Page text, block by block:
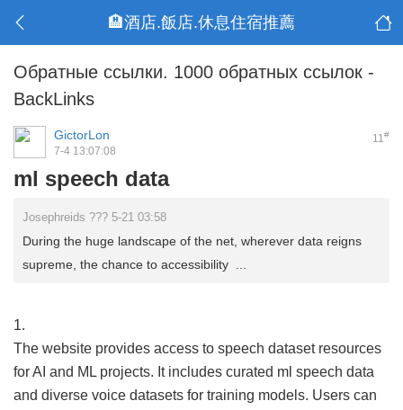
🏨酒店.飯店.休息住宿推薦
Обратные ссылки. 1000 обратных ссылок -
BackLinks
11#
GictorLon
7-4 13:07:08
ml speech data
Josephreids ??? 5-21 03:58
During the huge landscape of the net, wherever data reigns
supreme, the chance to accessibility ...
1.
The website provides access to speech dataset resources
for AI and ML projects. It includes curated ml speech data
and diverse voice datasets for training models. Users can